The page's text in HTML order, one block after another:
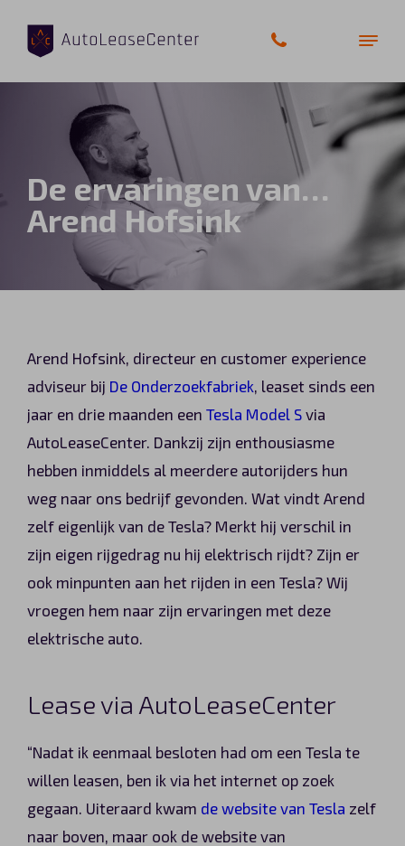
De ervaringen van…
Arend Hofsink
Arend Hofsink, directeur en customer experience
adviseur bij De Onderzoekfabriek , leaset sinds een
jaar en drie maanden een Tesla Model S via
AutoLeaseCenter. Dankzij zijn enthousiasme
hebben inmiddels al meerdere autorijders hun
weg naar ons bedrijf gevonden. Wat vindt Arend
zelf eigenlijk van de Tesla? Merkt hij verschil in
zijn eigen rijgedrag nu hij elektrisch rijdt? Zijn er
ook minpunten aan het rijden in een Tesla? Wij
vroegen hem naar zijn ervaringen met deze
elektrische auto.
Lease via AutoLeaseCenter
“Nadat ik eenmaal besloten had om een Tesla te
willen leasen, ben ik via het internet op zoek
gegaan. Uiteraard kwam de website van Tesla zelf
naar boven, maar ook de website van
Zakelijke auto’s
Bedrijfswagens
Elektrische auto’s
Wagenparkbeheer
Shortlease
Automerken
Vragen?
Over ons
Contact